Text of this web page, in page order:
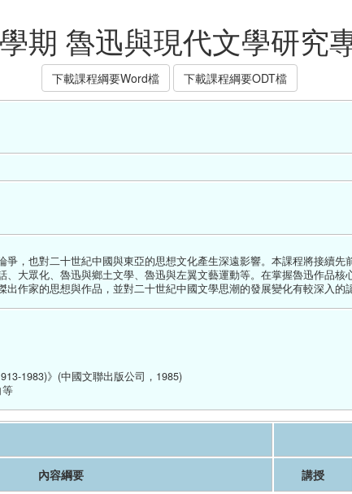
期 魯迅與現代文學研究
下載課程綱要Word檔 下載課程綱要ODT檔
，也對二十世紀中國與東亞的思想文化產生深遠影響。本課程將接續
大眾化、魯迅與鄉土文學、魯迅與左翼文藝運動等。在掌握魯迅作品
作家的思想與作品，並對二十世紀中國文學思潮的發展變化有較深入的
1983)》(中國文聯出版公司，1985)
等
內容綱要 講授